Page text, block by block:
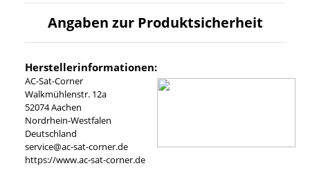
Angaben zur Produktsicherheit
Herstellerinformationen:
AC-Sat-Corner
Walkmühlenstr. 12a
52074 Aachen
Nordrhein-Westfalen
Deutschland
service@ac-sat-corner.de
https://www.ac-sat-corner.de